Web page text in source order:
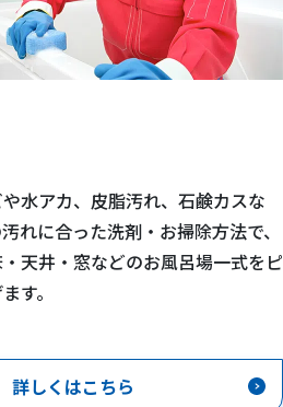
水アカ、皮脂汚れ、石鹸カスな
れに合った洗剤・お掃除方法で、
天井・窓などのお風呂場一式をピ
す。
詳しくはこちら